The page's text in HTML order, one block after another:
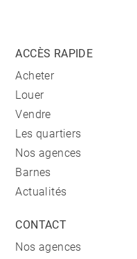
ACCÈS RAPIDE
Acheter
Louer
Vendre
Les quartiers
Nos agences
Barnes
Actualités
CONTACT
Nos agences